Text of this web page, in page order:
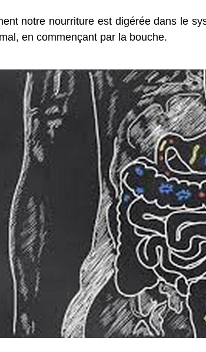
notre nourriture est digérée dans le
en commençant par la bouche.